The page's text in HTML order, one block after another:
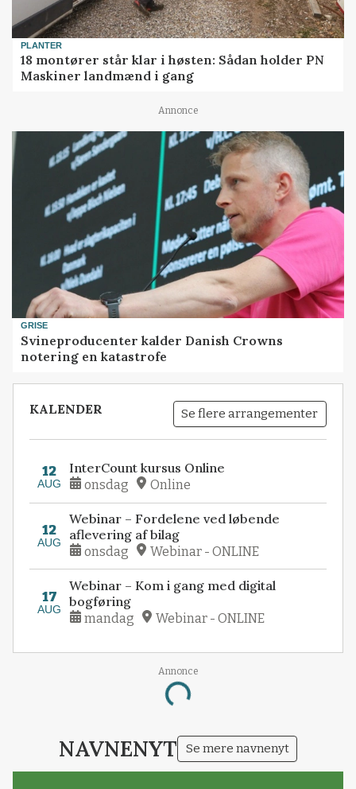
PLANTER
18 montører står klar i høsten: Sådan holder PN
Maskiner landmænd i gang
Annonce
GRISE
Svineproducenter kalder Danish Crowns
notering en katastrofe
KALENDER Se flere arrangementer
12
AUG
InterCount kursus Online
onsdag Online
12
AUG
Webinar – Fordelene ved løbende
aflevering af bilag
onsdag Webinar - ONLINE
17
AUG
Webinar – Kom i gang med digital
bogføring
mandag Webinar - ONLINE
Annonce
Loading...
NAVNENYT Se mere navnenyt